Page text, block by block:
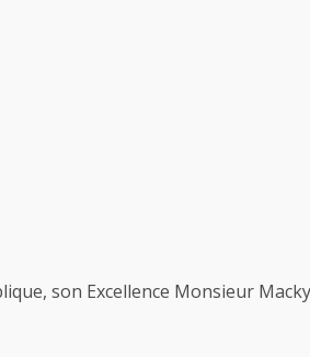
son Excellence Monsieur